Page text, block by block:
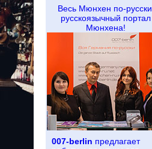
Весь Мюнхен по-русски,
русскоязычный портал
Мюнхена!
007-berlin предлагает